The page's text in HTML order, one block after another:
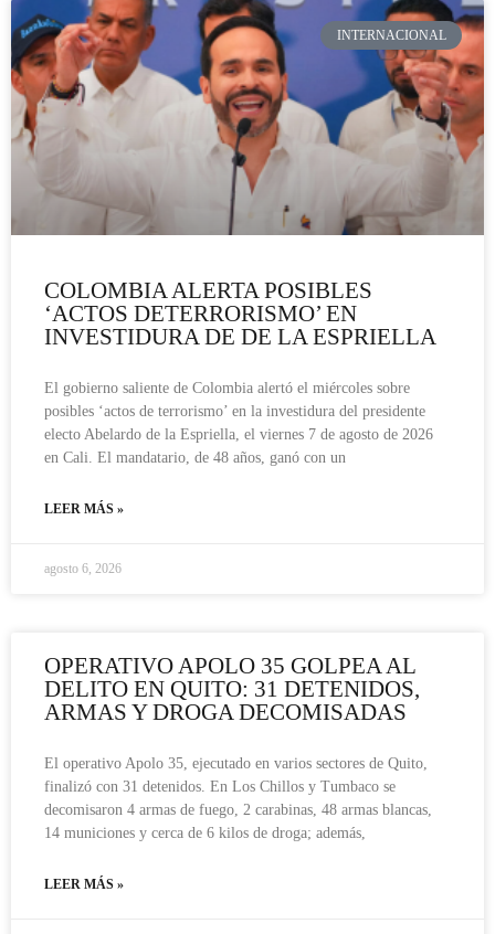
INTERNACIONAL
COLOMBIA ALERTA POSIBLES
‘ACTOS DETERRORISMO’ EN
INVESTIDURA DE DE LA ESPRIELLA
El gobierno saliente de Colombia alertó el miércoles sobre
posibles ‘actos de terrorismo’ en la investidura del presidente
electo Abelardo de la Espriella, el viernes 7 de agosto de 2026
en Cali. El mandatario, de 48 años, ganó con un
LEER MÁS »
agosto 6, 2026
OPERATIVO APOLO 35 GOLPEA AL
DELITO EN QUITO: 31 DETENIDOS,
ARMAS Y DROGA DECOMISADAS
El operativo Apolo 35, ejecutado en varios sectores de Quito,
finalizó con 31 detenidos. En Los Chillos y Tumbaco se
decomisaron 4 armas de fuego, 2 carabinas, 48 armas blancas,
14 municiones y cerca de 6 kilos de droga; además,
LEER MÁS »